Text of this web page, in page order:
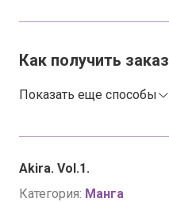
Akira. Vol.1.
Категория: Манга
Как получить заказ
Показать еще способы